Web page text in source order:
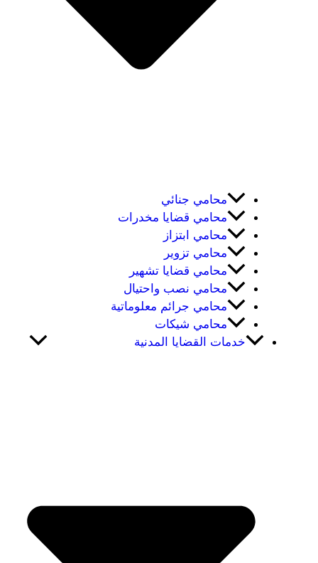
محامي جنائي
محامي قضايا مخدرات
محامي ابتزاز
محامي تزوير
محامي قضايا تشهير
محامي نصب واحتيال
محامي جرائم معلوماتية
محامي شيكات
خدمات القضايا المدنية